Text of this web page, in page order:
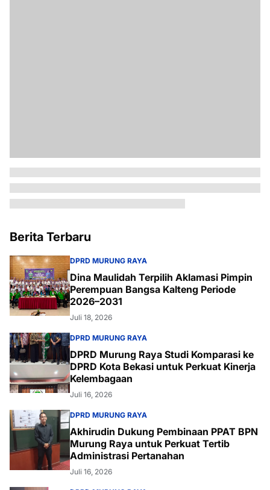
Berita Terbaru
DPRD MURUNG RAYA
Dina Maulidah Terpilih Aklamasi Pimpin
Perempuan Bangsa Kalteng Periode
2026–2031
Juli 18, 2026
DPRD MURUNG RAYA
DPRD Murung Raya Studi Komparasi ke
DPRD Kota Bekasi untuk Perkuat Kinerja
Kelembagaan
Juli 16, 2026
DPRD MURUNG RAYA
Akhirudin Dukung Pembinaan PPAT BPN
Murung Raya untuk Perkuat Tertib
Administrasi Pertanahan
Juli 16, 2026